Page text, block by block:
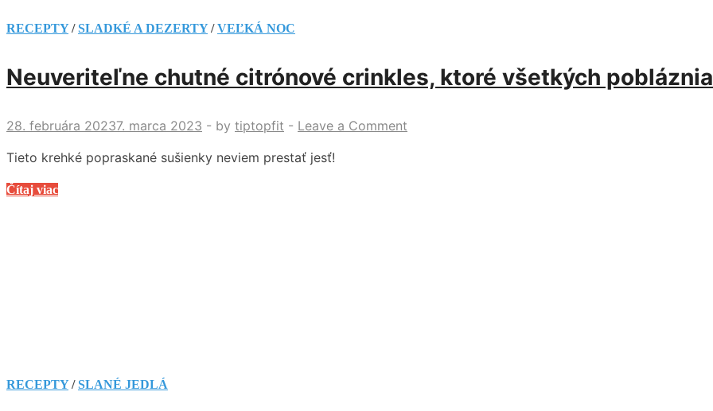
RECEPTY/SLADKÉ A DEZERTY/VEĽKÁ NOC
Neuveriteľne chutné citrónové crinkles, ktoré všetkých
28. februára 20237. marca 2023 - by tiptopfit - Leave a Comment
Tieto krehké popraskané sušienky neviem prestať jesť!
Neuveriteľne
Čítaj viac
RECEPTY/SLANÉ JEDLÁ